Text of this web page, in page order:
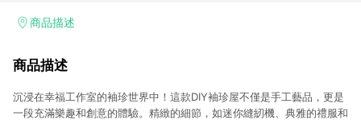
加入WOW會員告別湊免運，火箭速配、火箭跨境優質選品不限金
商品描述
商品描述
沉浸在幸福工作室的袖珍世界中！這款DIY袖珍屋不僅是手工藝品，更是
一段充滿樂趣和創意的體驗。精緻的細節，如迷你縫紉機、典雅的禮服和